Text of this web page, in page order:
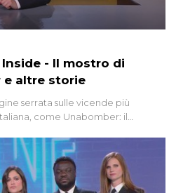
- Il mostro di
e altre storie
serrata sulle vicende più
come Unabomber: il
potrebbe essere ancora in
le zone d'ombra sul Mostro di
ancora oggi avvolte in un
Nel corso dello speciale anche